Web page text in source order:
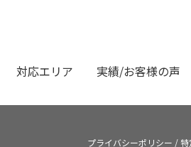
対応エリア 実績/お客様の声
プライバシーポリシー /特